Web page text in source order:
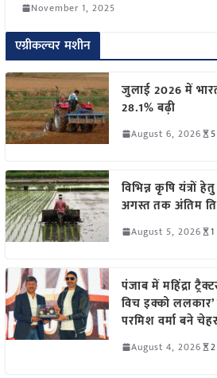
November 1, 2025
एग्रीकल्चर मशीन
जुलाई 2026 में भारत
28.1% बढ़ी
August 6, 2026
विभिन्न कृषि
अगस्त तक अंतिम
August 5, 2026
पंजाब में महिंद्रा
विच इक्को
परमिश वर्मा बने
August 4, 2026